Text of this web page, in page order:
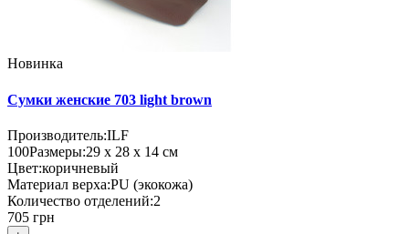
Новинка
Сумки женские 703 light brown
Производитель:ILF
100Размеры:29 х 28 х 14 см
Цвет:коричневый
Материал верха:PU (экокожа)
Количество отделений:2
705 грн